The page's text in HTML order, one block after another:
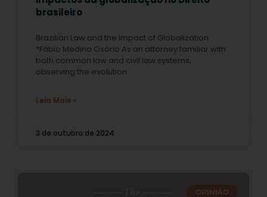
brasileiro
Brazilian Law and the Impact of Globalization
*Fábio Medina Osório As an attorney familiar with
both common law and civil law systems,
observing the evolution
Leia Mais »
3 de outubro de 2024
OPINIÃO